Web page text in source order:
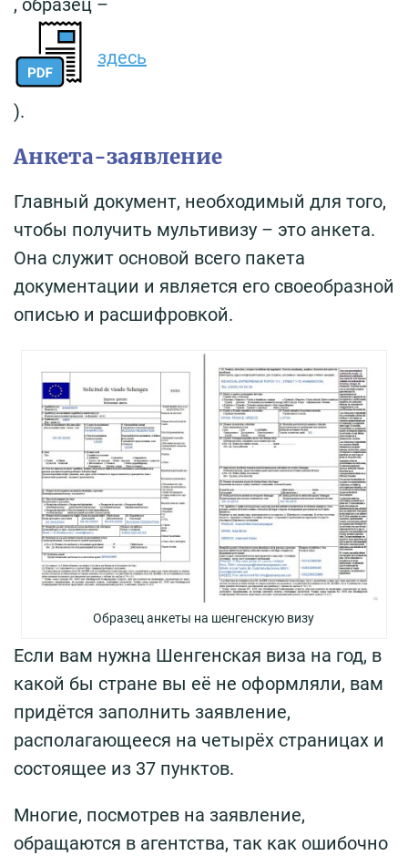
здесь
).
Анкета-заявление
Главный документ, необходимый для того,
чтобы получить мультивизу – это анкета.
Она служит основой всего пакета
документации и является его своеобразной
описью и расшифровкой.
Образец анкеты на шенгенскую визу
Если вам нужна Шенгенская виза на год, в
какой бы стране вы её не оформляли, вам
придётся заполнить заявление,
располагающееся на четырёх страницах и
состоящее из 37 пунктов.
Многие, посмотрев на заявление,
обращаются в агентства, так как ошибочно